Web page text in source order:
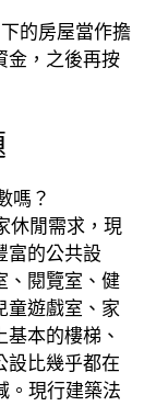
的房屋當作擔
金，之後再按
嗎？
休閒需求，現
富的公共設
、閱覽室、健
童遊戲室、家
本的樓梯、
設比幾乎都在
。現行建築法